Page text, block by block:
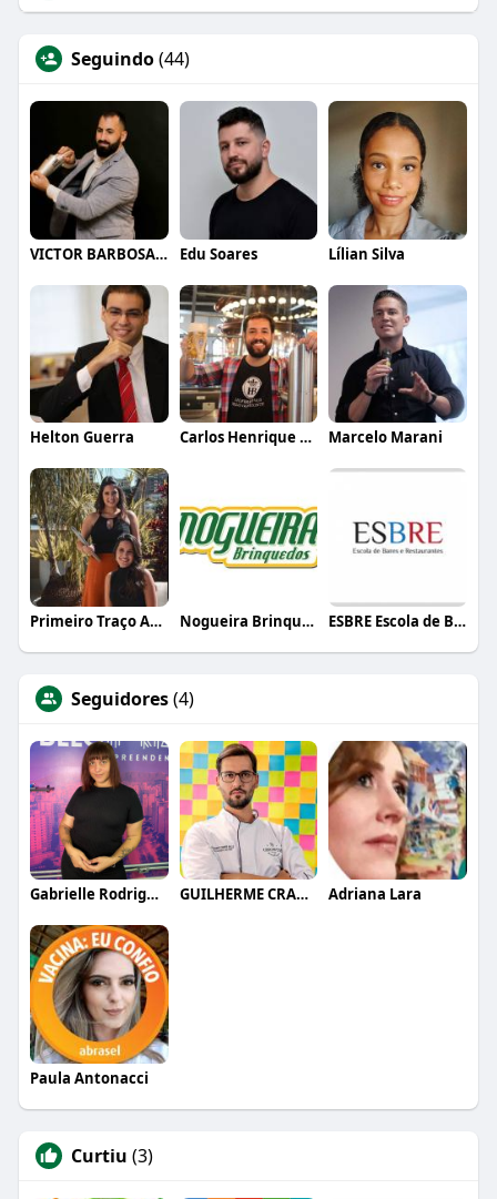
Seguindo(44)
VICTOR BARBOSA QUARANTA Edu Soares Lílian Silva
Helton Guerra Carlos Henrique de Faria Vasconcelos Marcelo Marani
Primeiro Traço Arquitetura Nogueira Brinquedos ESBRE Escola de Bares e Restaurantes
Seguidores(4)
Gabrielle Rodrigues GUILHERME CRAMER BALLE Adriana Lara
Paula Antonacci
Curtiu (3)